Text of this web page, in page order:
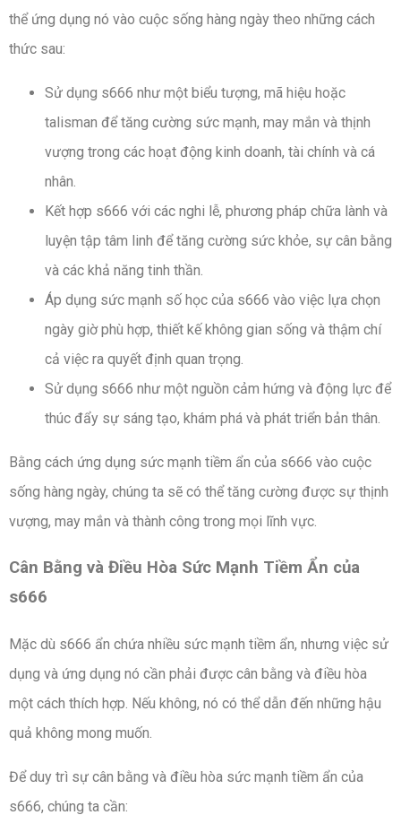
thể ứng dụng nó vào cuộc sống hàng ngày theo những cách
thức sau:
Sử dụng s666 như một biểu tượng, mã hiệu hoặc
talisman để tăng cường sức mạnh, may mắn và thịnh
vượng trong các hoạt động kinh doanh, tài chính và cá
nhân.
Kết hợp s666 với các nghi lễ, phương pháp chữa lành và
luyện tập tâm linh để tăng cường sức khỏe, sự cân bằng
và các khả năng tinh thần.
Áp dụng sức mạnh số học của s666 vào việc lựa chọn
ngày giờ phù hợp, thiết kế không gian sống và thậm chí
cả việc ra quyết định quan trọng.
Sử dụng s666 như một nguồn cảm hứng và động lực để
thúc đẩy sự sáng tạo, khám phá và phát triển bản thân.
Bằng cách ứng dụng sức mạnh tiềm ẩn của s666 vào cuộc
sống hàng ngày, chúng ta sẽ có thể tăng cường được sự thịnh
vượng, may mắn và thành công trong mọi lĩnh vực.
Cân Bằng và Điều Hòa Sức Mạnh Tiềm Ẩn của
s666
Mặc dù s666 ẩn chứa nhiều sức mạnh tiềm ẩn, nhưng việc sử
dụng và ứng dụng nó cần phải được cân bằng và điều hòa
một cách thích hợp. Nếu không, nó có thể dẫn đến những hậu
quả không mong muốn.
Để duy trì sự cân bằng và điều hòa sức mạnh tiềm ẩn của
s666, chúng ta cần: